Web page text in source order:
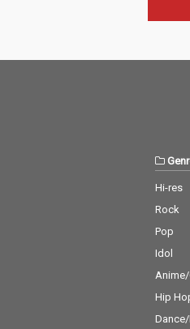
Hi-res
Rock
Pop
Idol
Hip